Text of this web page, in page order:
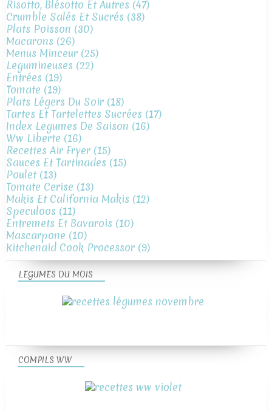
Risotto, Blésotto Et Autres (47)
Crumble Salés Et Sucrés (38)
Plats Poisson (30)
Macarons (26)
Menus Minceur (25)
Legumineuses (22)
Entrées (19)
Tomate (19)
Plats Légers Du Soir (18)
Tartes Et Tartelettes Sucrées (17)
Index Legumes De Saison (16)
Ww Liberte (16)
Recettes Air Fryer (15)
Sauces Et Tartinades (15)
Poulet(13)
Tomate Cerise (13)
Makis Et California Makis (12)
Speculoos (11)
Entremets Et Bavarois (10)
Mascarpone (10)
Kitchenaid Cook Processor (9)
LEGUMES DU MOIS
COMPILS WW